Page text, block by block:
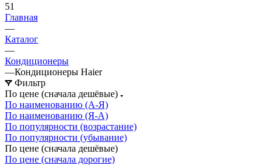
51
Главная
—
Каталог
—
Кондиционеры
—Кондиционеры Haier
Фильтр
По цене (сначала дешёвые)
По наименованию (А-Я)
По наименованию (Я-А)
По популярности (возрастание)
По популярности (убывание)
По цене (сначала дешёвые)
По цене (сначала дорогие)